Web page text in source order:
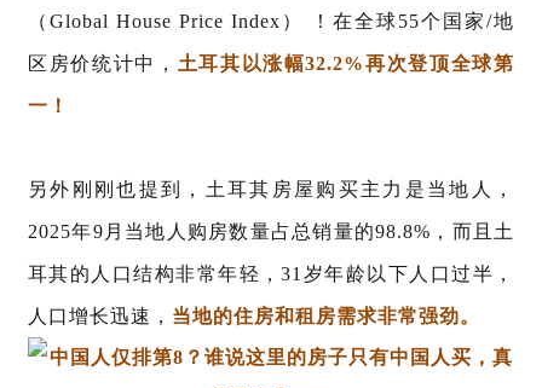
（ Global House Price Index） ！在全球55个国家/地
区房价统计中， 土耳其以涨幅32.2%再次登顶全球第
一！
另外刚刚也提到，土耳其房屋购买主力是当地人，
2025年9月当地人购房数量占总销量的98.8%，而且土
耳其的人口结构非常年轻，31岁年龄以下人口过半，
人口增长迅速， 当地的住房和租房需求非常强劲。